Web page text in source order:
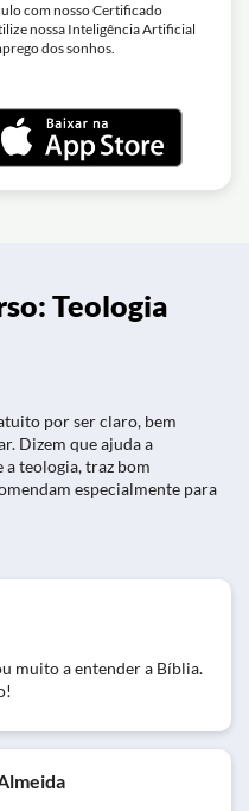
com nosso Certificado
nossa Inteligência Artificial
dos sonhos.
Teologia
por ser claro, bem
Dizem que ajuda a
teologia, traz bom
especialmente para
muito a entender a Bíblia.